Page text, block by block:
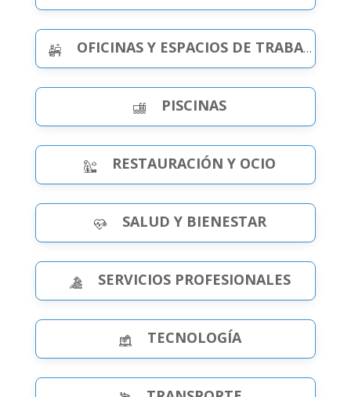
OFICINAS Y ESPACIOS DE TRABAJO
PISCINAS
RESTAURACIÓN Y OCIO
SALUD Y BIENESTAR
SERVICIOS PROFESIONALES
TECNOLOGÍA